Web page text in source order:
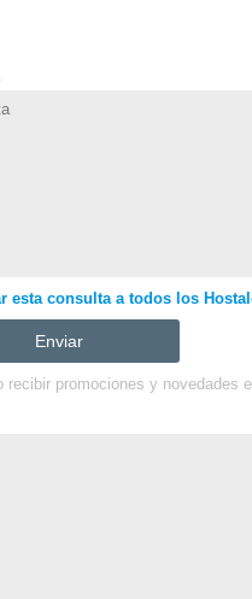
esta consulta a todos los
recibir promociones y novedades